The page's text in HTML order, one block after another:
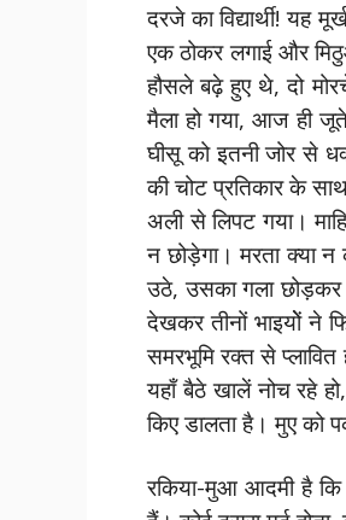
दरजे का विद्यार्थी! यह
एक ठोकर लगाई और
हौसले बढ़े हुए थे, दो
मैला हो गया, आज ही जूते
घीसू को इतनी जोर से
की चोट प्रतिकार के
अली से लिपट गया।
न छोड़ेगा। मरता क्या न
उठे, उसका गला छोड़कर
देखकर तीनों भाइयोें ने
समरभूमि रक्त से
यहाँ बैठे खालें नोच रहे
किए डालता है। मुए को
रकिया-मुआ आदमी है कि